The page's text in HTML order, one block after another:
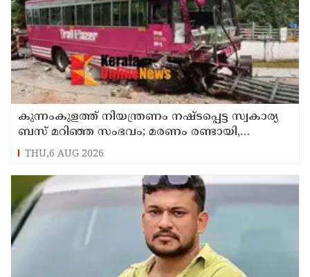
കുന്നംകുളത്ത് നിയന്ത്രണം നഷ്ടപ്പെട്ട സ്വകാര്യ
ബസ് മറിഞ്ഞ സംഭവം; മരണം രണ്ടായി,
എട്ടുപേർക്ക് പരിക്ക്
THU,6 AUG 2026